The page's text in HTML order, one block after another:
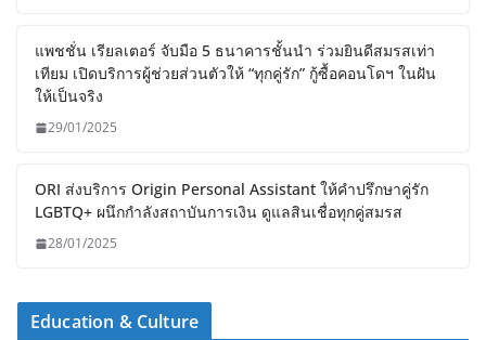
แพชชั่น เรียลเตอร์ จับมือ 5 ธนาคารชั้นนำ ร่วมยินดีสมรสเท่า
เทียม เปิดบริการผู้ช่วยส่วนตัวให้ “ทุกคู่รัก” กู้ซื้อคอนโดฯ ในฝัน
ให้เป็นจริง
29/01/2025
ORI ส่งบริการ Origin Personal Assistant ให้คำปรึกษาคู่รัก
LGBTQ+ ผนึกกำลังสถาบันการเงิน ดูแลสินเชื่อทุกคู่สมรส
28/01/2025
Education & Culture